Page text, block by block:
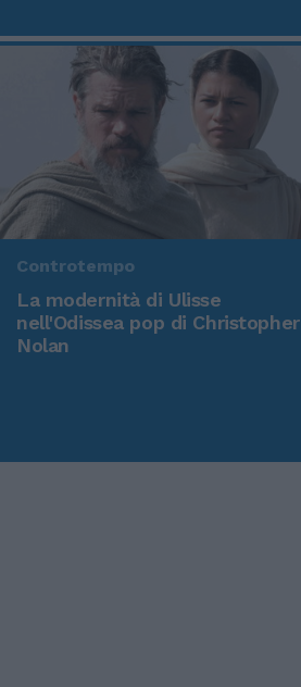
Controtempo
La modernità di Ulisse
nell'Odissea pop di Christopher
Nolan